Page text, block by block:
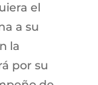
el
a su
la
por su